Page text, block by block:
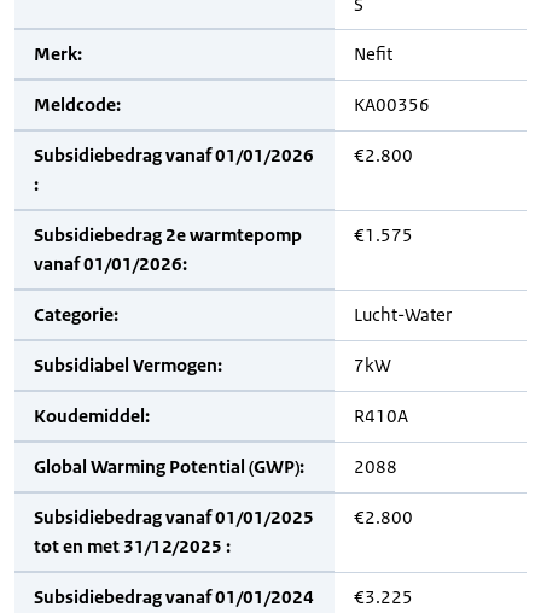
Merk: Nefit
Meldcode: KA00356
Subsidiebedrag vanaf 01/01/2026
:
€2.800
Subsidiebedrag 2e warmtepomp
vanaf 01/01/2026:
€1.575
Categorie: Lucht-Water
Subsidiabel Vermogen: 7kW
Koudemiddel: R410A
Global Warming Potential (GWP): 2088
Subsidiebedrag vanaf 01/01/2025
tot en met 31/12/2025 :
€2.800
Subsidiebedrag vanaf 01/01/2024
€3.225